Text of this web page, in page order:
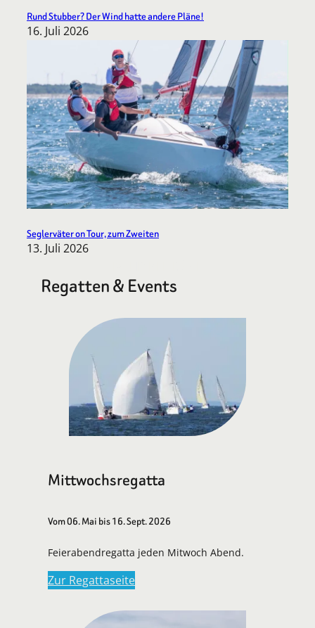
Rund Stubber? Der Wind hatte andere Pläne!
16. Juli 2026
Seglerväter on Tour, zum Zweiten
13. Juli 2026
Regatten & Events
Mittwochsregatta
Vom 06. Mai bis 16. Sept. 2026
Feierabendregatta jeden Mitwoch Abend.
Zur Regattaseite